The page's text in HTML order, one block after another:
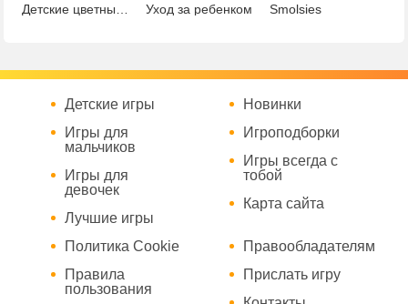
Уход за ребенком Smolsies
Детские игры
Игры для
мальчиков
Игры для
девочек
Лучшие игры
Новинки
Игроподборки
Игры всегда с
тобой
Карта сайта
Политика Cookie
Правила
пользования
Правообладателям
Прислать игру